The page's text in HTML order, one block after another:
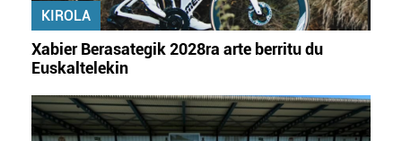
KIROLA
Xabier Berasategik 2028ra arte berritu du
Euskaltelekin